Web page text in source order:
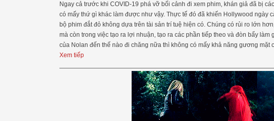
Ngay cả trước khi COVID-19 phá vỡ bối cảnh đi xem phim, khán giả đã bị
có mấy thứ gì khác làm được như vậy. Thực tế đó đã khiến Hollywood ngày
bộ phim đắt đỏ không dựa trên tài sản trí tuệ hiện có. Chúng có rủi ro lớn
mà còn trong việc tạo ra lợi nhuận, tạo ra các phần tiếp theo và đòn bẩy
của Nolan đến thế nào đi chăng nữa thì không có mấy khả năng gương
Xem tiếp